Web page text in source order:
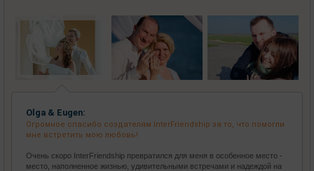
Olga & Eugen:
Огромное спасибо создателям InterFriendship за то, что помогли
мне встретить мою любовь!
Очень скоро InterFriendship превратился для меня в особенное место -
место, наполненное жизнью, удивительными встречами и надеждой на